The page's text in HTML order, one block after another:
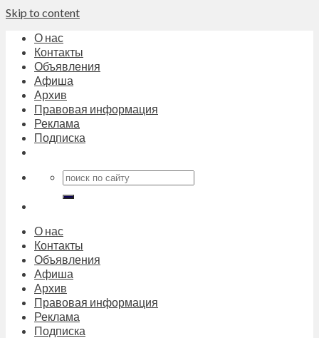
Skip to content
О нас
Контакты
Объявления
Афиша
Архив
Правовая информация
Реклама
Подписка
О нас
Контакты
Объявления
Афиша
Архив
Правовая информация
Реклама
Подписка